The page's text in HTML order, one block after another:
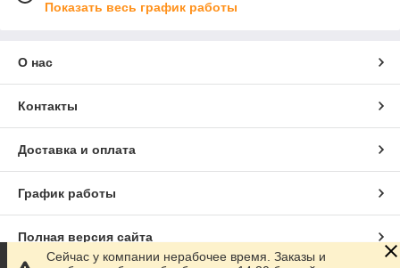
Показать весь график работы
О нас
Контакты
Доставка и оплата
График работы
Полная версия сайта
Сейчас у компании нерабочее время. Заказы и